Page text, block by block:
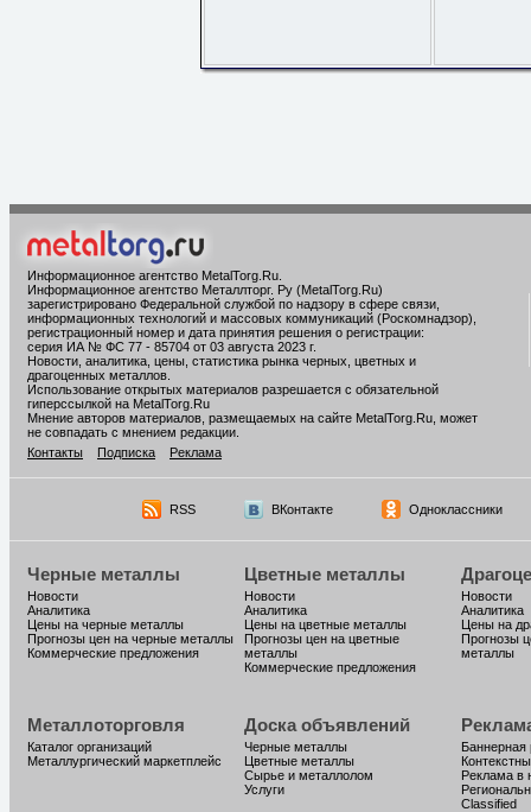
Информационное агентство MetalTorg.Ru
Информационное агентство Металлторг. Ру (MetalTorg.Ru)
зарегистрировано Федеральной службой по надзору в сфере связи,
информационных технологий и массовых коммуникаций (Роскомнадзор),
регистрационный номер и дата принятия решения о регистрации:
серия ИА № ФС 77 - 85704 от 03 августа 2023 г.
Новости, аналитика, цены, статистика рынка черных, цветных и
драгоценных металлов.
Использование открытых материалов разрешается с обязательной
гиперссылкой на MetalTorg.Ru
Мнение авторов материалов, размещаемых на сайте MetalTorg.Ru, может
не совпадать с мнением редакции.
Контакты
Подписка Реклама
RSS ВКонтакте Одноклассники
Черные металлы
Новости
Аналитика
Цены на черные металлы
Прогнозы цен на черные металлы
Коммерческие предложения
Цветные металлы
Новости
Аналитика
Цены на цветные металлы
Прогнозы цен на цветные
металлы
Коммерческие предложения
Новости
Аналитика
Цены на
Прогнозы
металлы
Металлоторговля
Каталог организаций
Металлургический маркетплейс
Доска объявлений
Черные металлы
Цветные металлы
Сырье и металлолом
Услуги
Баннерная
Реклама в
Classified